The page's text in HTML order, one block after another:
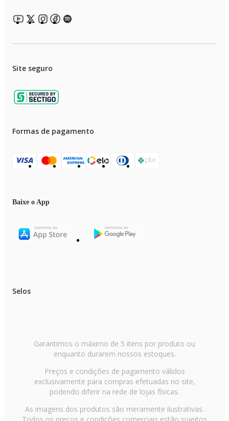
Site seguro
Formas de pagamento
Baixe o App
Selos
Garantimos o máximo de 5 itens por produto ou
enquanto durarem nossos estoques.
Preços e condições de pagamento válidos
exclusivamente para compras efetuadas no site,
podendo diferir na rede de lojas físicas.
As imagens dos produtos são meramente ilustrativas.